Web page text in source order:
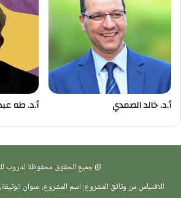
أ.د. خالد الصمدي أ.د. طه
@ جميع الحقوق محفوظة لدروب
للاقتباس من وثائق المشروع: اسم المشروع، عنوان